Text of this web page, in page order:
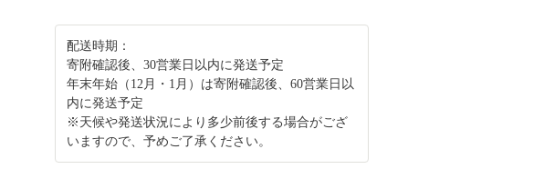
配送時期：
寄附確認後、30営業日以内に発送予定
年末年始（12月・1月）は寄附確認後、60営業日以
内に発送予定
※天候や発送状況により多少前後する場合がござ
いますので、予めご了承ください。